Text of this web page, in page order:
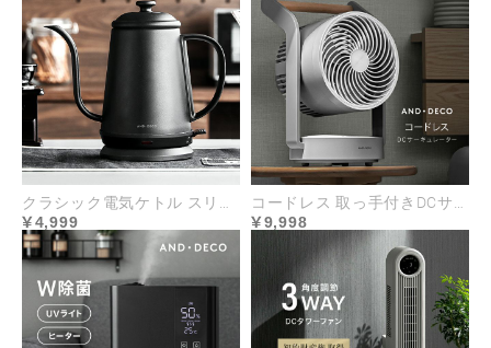
クラシック電気ケトル スリムノズル
4,999
コードレス 取っ手付きDCサーキュレーター
9,998